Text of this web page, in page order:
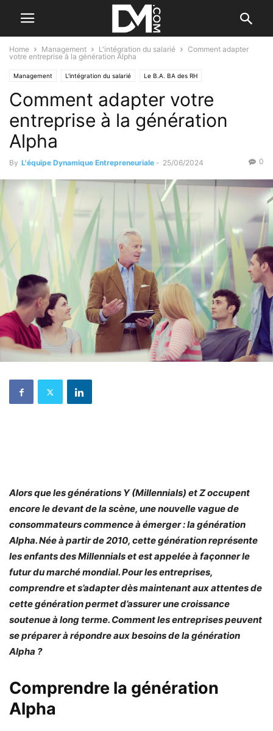
Home Management L'intégration du salarié
Comment adapter
votre entreprise à la génération Alpha
Management L'intégration du salarié Le B.A. BA des RH
Motiver ses salariés Tendance Par les nouvelles tendances
Valorisation d'entreprise
Comment adapter votre
entreprise à la génération
Alpha
By L'équipe Dynamique Entrepreneuriale - 25/06/2024 0
Alors que les générations Y (Millennials) et Z occupent
encore le devant de la scène, une nouvelle vague de
consommateurs commence à émerger : la génération
Alpha. Née à partir de 2010, cette génération représente
les enfants des Millennials et est appelée à façonner le
futur du marché mondial. Pour les entreprises,
comprendre et s’adapter dès maintenant aux attentes de
cette génération permet d’assurer une croissance
soutenue à long terme. Comment les entreprises peuvent
se préparer à répondre aux besoins de la génération
Alpha ?
Comprendre la génération
Alpha